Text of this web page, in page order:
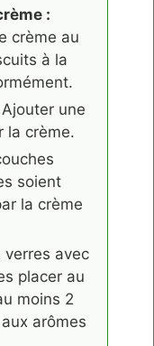
:
crème au
à la
Ajouter une
la crème.
soient
la crème
verres avec
placer au
moins 2
arômes